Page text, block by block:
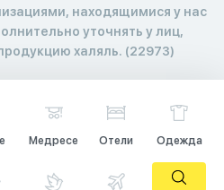
находящимися у нас
уточнять у лиц,
халяль. (22973)
Медресе Отели Одежда